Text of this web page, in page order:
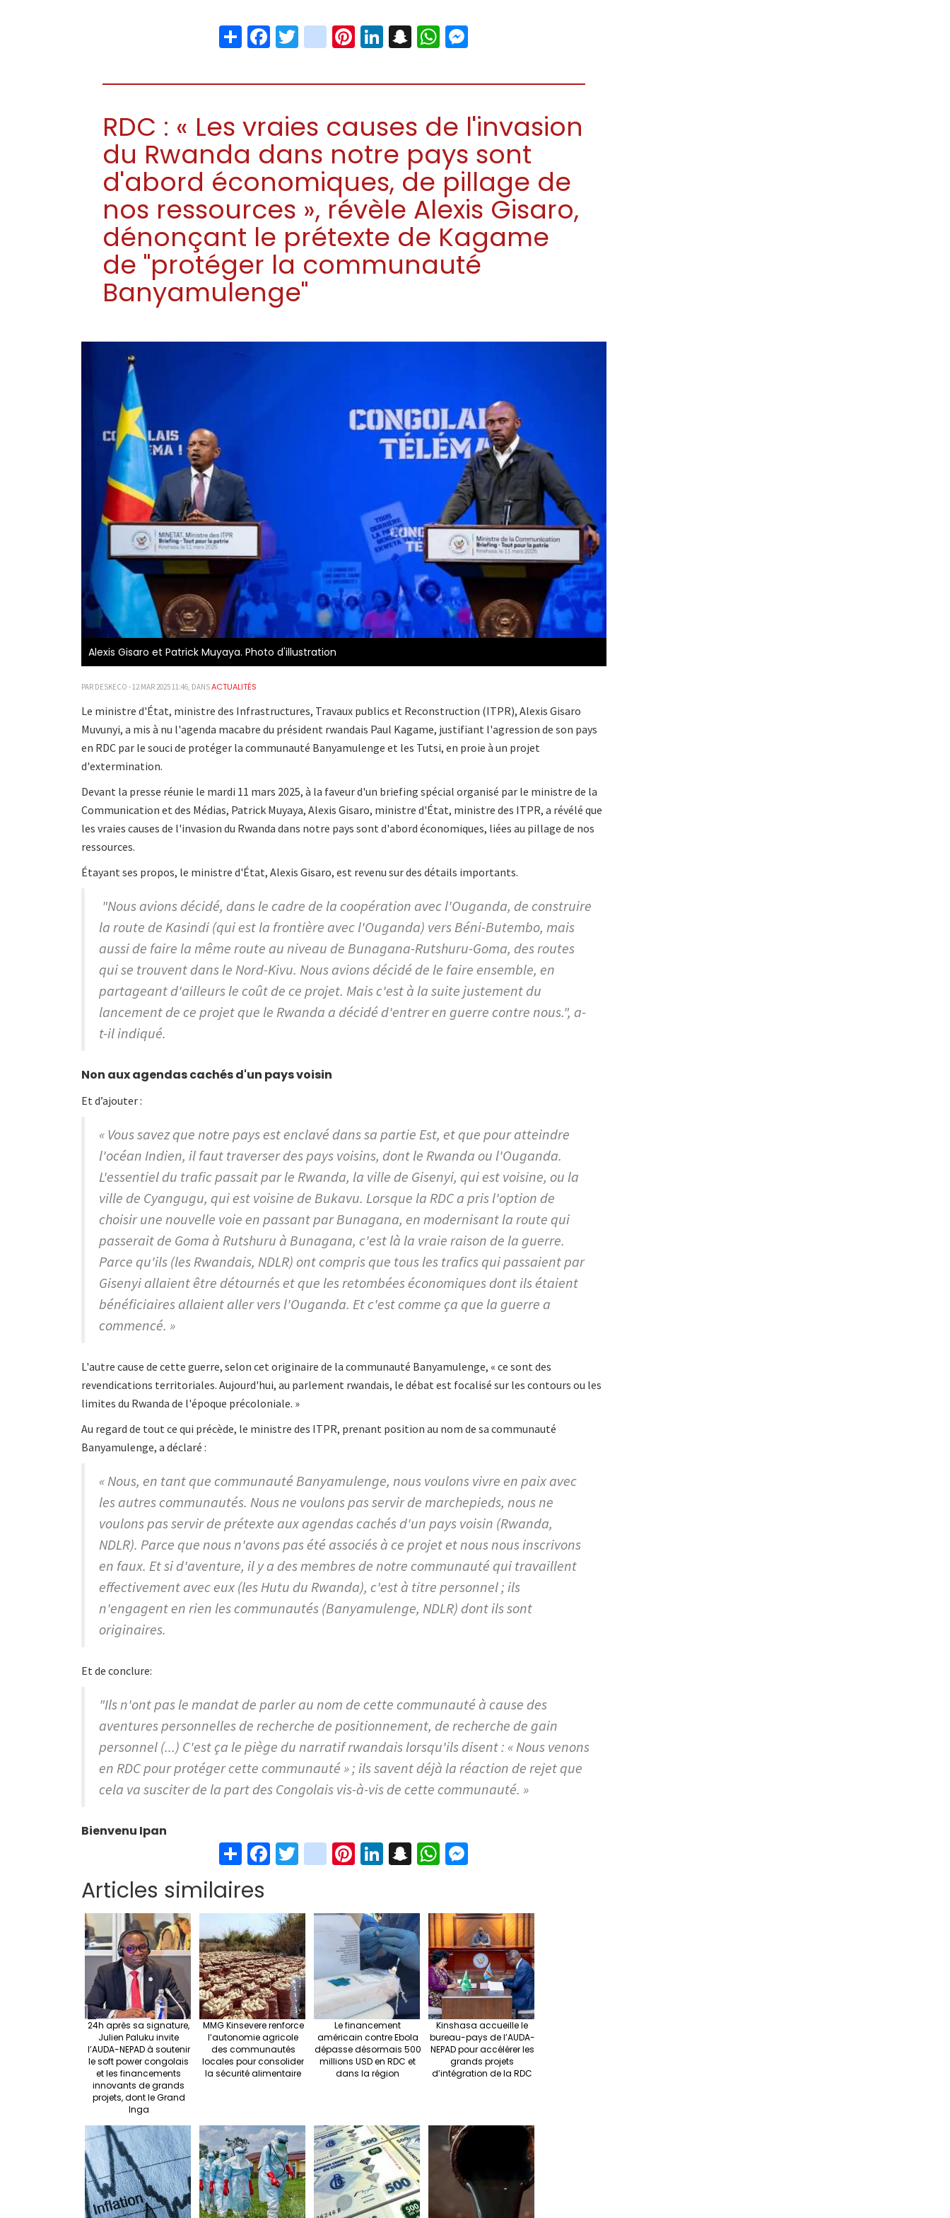
ShareFacebook
Twitter
instagram
Pinterest
LinkedIn
Snapchat
WhatsApp
RDC : « Les vraies causes de l'invasion
du Rwanda dans notre pays sont
d'abord économiques, de pillage de
nos ressources », révèle Alexis Gisaro,
dénonçant le prétexte de Kagame
de "protéger la communauté
Banyamulenge"
Alexis Gisaro et Patrick Muyaya. Photo d'illustration
PAR DESKECO - 12 MAR 2025 11:46, DANSACTUALITÉS
Le ministre d'État, ministre des Infrastructures, Travaux publics et Reconstruction (ITPR), Alexis Gisaro
Muvunyi, a mis à nu l'agenda macabre du président rwandais Paul Kagame, justifiant l'agression de son pays
en RDC par le souci de protéger la communauté Banyamulenge et les Tutsi, en proie à un projet
d'extermination.
Devant la presse réunie le mardi 11 mars 2025, à la faveur d'un briefing spécial organisé par le ministre de la
Communication et des Médias, Patrick Muyaya, Alexis Gisaro, ministre d'État, ministre des ITPR, a révélé que
les vraies causes de l'invasion du Rwanda dans notre pays sont d'abord économiques, liées au pillage de nos
ressources.
Étayant ses propos, le ministre d'État, Alexis Gisaro, est revenu sur des détails importants.
"Nous avions décidé, dans le cadre de la coopération avec l'Ouganda, de construire
la route de Kasindi (qui est la frontière avec l'Ouganda) vers Béni-Butembo, mais
aussi de faire la même route au niveau de Bunagana-Rutshuru-Goma, des routes
qui se trouvent dans le Nord-Kivu. Nous avions décidé de le faire ensemble, en
partageant d'ailleurs le coût de ce projet. Mais c'est à la suite justement du
lancement de ce projet que le Rwanda a décidé d'entrer en guerre contre nous.", a-
t-il indiqué.
Non aux agendas cachés d'un pays voisin
Et d’ajouter :
« Vous savez que notre pays est enclavé dans sa partie Est, et que pour atteindre
l'océan Indien, il faut traverser des pays voisins, dont le Rwanda ou l'Ouganda.
L'essentiel du trafic passait par le Rwanda, la ville de Gisenyi, qui est voisine, ou la
ville de Cyangugu, qui est voisine de Bukavu. Lorsque la RDC a pris l'option de
choisir une nouvelle voie en passant par Bunagana, en modernisant la route qui
passerait de Goma à Rutshuru à Bunagana, c'est là la vraie raison de la guerre.
Parce qu'ils (les Rwandais, NDLR) ont compris que tous les trafics qui passaient par
Gisenyi allaient être détournés et que les retombées économiques dont ils étaient
bénéficiaires allaient aller vers l'Ouganda. Et c'est comme ça que la guerre a
commencé. »
L'autre cause de cette guerre, selon cet originaire de la communauté Banyamulenge, « ce sont des
revendications territoriales. Aujourd'hui, au parlement rwandais, le débat est focalisé sur les contours ou les
limites du Rwanda de l'époque précoloniale. »
Au regard de tout ce qui précède, le ministre des ITPR, prenant position au nom de sa communauté
Banyamulenge, a déclaré :
« Nous, en tant que communauté Banyamulenge, nous voulons vivre en paix avec
les autres communautés. Nous ne voulons pas servir de marchepieds, nous ne
voulons pas servir de prétexte aux agendas cachés d'un pays voisin (Rwanda,
NDLR). Parce que nous n'avons pas été associés à ce projet et nous nous inscrivons
en faux. Et si d'aventure, il y a des membres de notre communauté qui travaillent
effectivement avec eux (les Hutu du Rwanda), c'est à titre personnel ; ils
n'engagent en rien les communautés (Banyamulenge, NDLR) dont ils sont
originaires.
Et de conclure:
"Ils n'ont pas le mandat de parler au nom de cette communauté à cause des
aventures personnelles de recherche de positionnement, de recherche de gain
personnel (...) C'est ça le piège du narratif rwandais lorsqu'ils disent : « Nous venons
en RDC pour protéger cette communauté » ; ils savent déjà la réaction de rejet que
cela va susciter de la part des Congolais vis-à-vis de cette communauté. »
Bienvenu Ipan
S
h
ar
e
Fa
ce
o
o
k
T
wi
er
in
st
ra
m
Pi
nt
es
t
Li
n
dI
n
S
n
pc
h
at
W
h
sA
p
p
n
ge
r
Articles similaires
24h après sa signature,
Julien Paluku invite
l’AUDA-NEPAD à soutenir
le soft power congolais
et les financements
innovants de grands
projets, dont le Grand
Inga
MMG Kinsevere renforce
l’autonomie agricole
des communautés
locales pour consolider
la sécurité alimentaire
Le financement
américain contre Ebola
dépasse désormais 500
millions USD en RDC et
dans la région
Kinshasa accueille le
bureau-pays de l’AUDA-
NEPAD pour accélérer les
grands projets
d’intégration de la RDC